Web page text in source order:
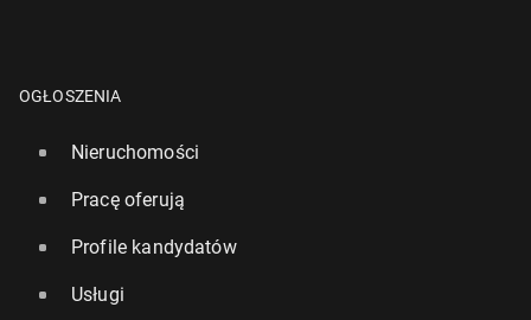
OGŁOSZENIA
Nieruchomości
Pracę oferują
Profile kandydatów
Usługi